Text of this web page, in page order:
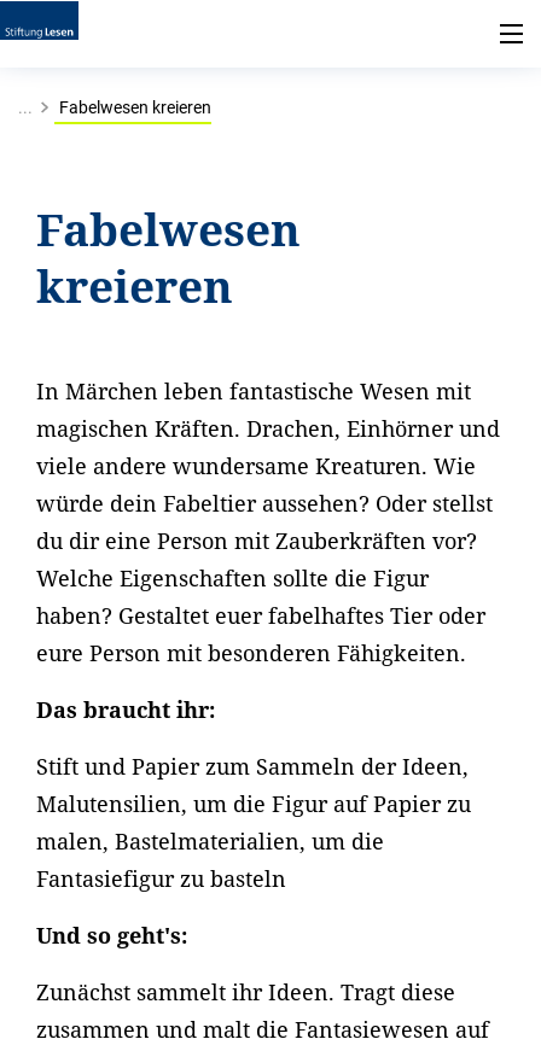
... Fabelwesen kreieren
Fabelwesen
kreieren
In Märchen leben fantastische Wesen mit
magischen Kräften. Drachen, Einhörner und
viele andere wundersame Kreaturen. Wie
würde dein Fabeltier aussehen? Oder stellst
du dir eine Person mit Zauberkräften vor?
Welche Eigenschaften sollte die Figur
haben? Gestaltet euer fabelhaftes Tier oder
eure Person mit besonderen Fähigkeiten.
Das braucht ihr:
Stift und Papier zum Sammeln der Ideen,
Malutensilien, um die Figur auf Papier zu
malen, Bastelmaterialien, um die
Fantasiefigur zu basteln
Und so geht's:
Zunächst sammelt ihr Ideen. Tragt diese
zusammen und malt die Fantasiewesen auf